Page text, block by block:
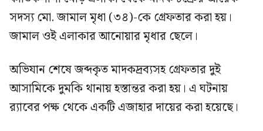
সদস্য মো. জামাল মৃধা (৩৪)-কে গ্রেফতার করা হয়।
জামাল ওই এলাকার আনোয়ার মৃধার ছেলে।
অভিযান শেষে জব্দকৃত মাদকদ্রব্যসহ গ্রেফতার দুই
আসামিকে দুমকি থানায় হস্তান্তর করা হয়। এ ঘটনায়
র‍্যাবের পক্ষ থেকে একটি এজাহার দায়ের করা হয়েছে।